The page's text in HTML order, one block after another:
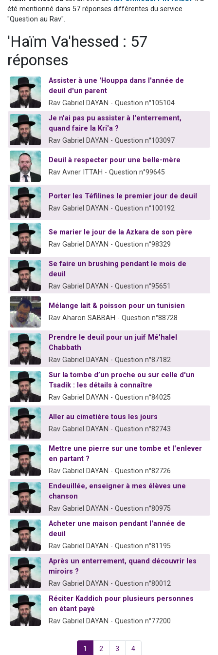
Il reste 49 places pour étudier en groupe sur Zoom
été mentionné dans 57 réponses différentes du service
"Question au Rav".
'Haïm Va'hessed : 57
réponses
Assister à une 'Houppa dans l'année de
deuil d'un parent
Rav Gabriel DAYAN - Question n°105104
Je n'ai pas pu assister à l'enterrement,
quand faire la Kri'a ?
Rav Gabriel DAYAN - Question n°103097
Deuil à respecter pour une belle-mère
Rav Avner ITTAH - Question n°99645
Porter les Téfilines le premier jour de deuil
Rav Gabriel DAYAN - Question n°100192
Se marier le jour de la Azkara de son père
Rav Gabriel DAYAN - Question n°98329
Se faire un brushing pendant le mois de
deuil
Rav Gabriel DAYAN - Question n°95651
Mélange lait & poisson pour un tunisien
Rav Aharon SABBAH - Question n°88728
Prendre le deuil pour un juif Mé'halel
Chabbath
Rav Gabriel DAYAN - Question n°87182
Sur la tombe d’un proche ou sur celle d'un
Tsadik : les détails à connaître
Rav Gabriel DAYAN - Question n°84025
Aller au cimetière tous les jours
Rav Gabriel DAYAN - Question n°82743
Mettre une pierre sur une tombe et l'enlever
en partant ?
Rav Gabriel DAYAN - Question n°82726
Endeuillée, enseigner à mes élèves une
chanson
Rav Gabriel DAYAN - Question n°80975
Acheter une maison pendant l'année de
deuil
Rav Gabriel DAYAN - Question n°81195
Après un enterrement, quand découvrir les
miroirs ?
Rav Gabriel DAYAN - Question n°80012
Réciter Kaddich pour plusieurs personnes
en étant payé
Rav Gabriel DAYAN - Question n°77200
1 2 3 4